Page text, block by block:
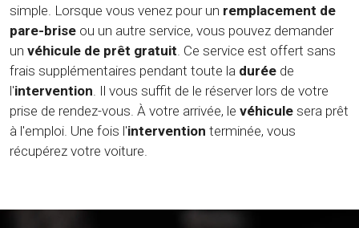
simple. Lorsque vous venez pour un remplacement de
pare-brise ou un autre service, vous pouvez demander
un véhicule de prêt gratuit. Ce service est offert sans
frais supplémentaires pendant toute la durée de
l'intervention. Il vous suffit de le réserver lors de votre
prise de rendez-vous. À votre arrivée, le véhicule sera prêt
à l'emploi. Une fois l'intervention terminée, vous
récupérez votre voiture.